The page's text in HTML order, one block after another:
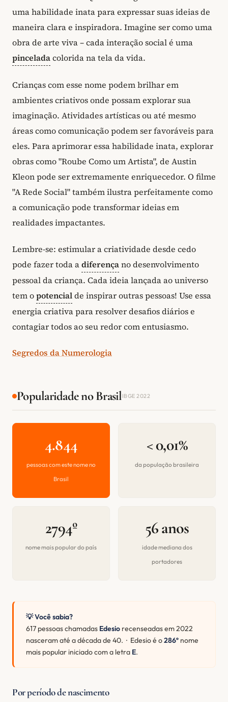
uma habilidade inata para expressar suas ideias de
maneira clara e inspiradora. Imagine ser como uma
obra de arte viva – cada interação social é uma
pinceladacolorida na tela da vida.
Crianças com esse nome podem brilhar em
ambientes criativos onde possam explorar sua
imaginação. Atividades artísticas ou até mesmo
áreas como comunicação podem ser favoráveis para
eles. Para aprimorar essa habilidade inata, explorar
obras como "Roube Como um Artista", de Austin
Kleon pode ser extremamente enriquecedor. O filme
"A Rede Social" também ilustra perfeitamente como
a comunicação pode transformar ideias em
realidades impactantes.
Lembre-se: estimular a criatividade desde cedo
pode fazer toda adiferençano desenvolvimento
pessoal da criança. Cada ideia lançada ao universo
tem opotencialde inspirar outras pessoas! Use essa
energia criativa para resolver desafios diários e
contagiar todos ao seu redor com entusiasmo.
Segredos da Numerologia
Popularidade no BrasilIBGE 2022
4.844
pessoas com este nome no
Brasil
< 0,01%
da população brasileira
2794º
nome mais popular do país
56 anos
idade mediana dos
portadores
💡 Você sabia?
617 pessoas chamadas Edesio recenseadas em 2022
nasceram até a década de 40. · Edesio é o286º nome
mais popular iniciado com a letra E.
Por período de nascimento